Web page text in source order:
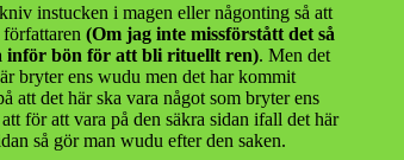
instucken i magen eller någonting så att
(Om jag inte missförstått det så
inför bön för att bli rituellt ren). Men det
bryter ens wudu men det har kommit
att det här ska vara något som bryter ens
för att vara på den säkra sidan ifall det här
så gör man wudu efter den saken.